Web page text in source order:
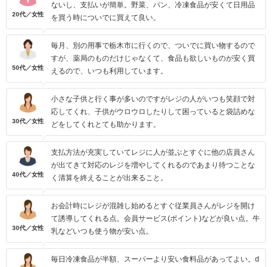
20代／女性
ないし、支払いが簡単。野菜、パン、冷凍食品が安くて日用品
を買う時についでに買えて良い。
50代／女性
毎月、別の用事で栃木市に行くので、ついでに買い物するので
すが、薬局のものだけじゃなくて、食品も欲しいものが安く買
えるので、いつも利用しています。
30代／女性
小さな子供と行く事が多いのですがレジの人がいつも笑顔で対
応してくれ、子供がウロウロしたりして困っていると袋詰めな
どをしてくれとても助かります。
40代／女性
支払方法が充実していてレジに人が並ぶとすぐに他の店員さん
が出てきて対応のレジを増やしてくれるのであまり待つことな
く清算を終えることが出来ること。
30代／女性
お会計時にレジが混雑し始めるとすぐ従業員さんがレジを開け
て誘導してくれる点。会員サービス(ポイント)などが良い点。牛
乳などいつも使う物が安い点。
毎日冷凍食品が半額、スーパーより安い食料品があってよい。d